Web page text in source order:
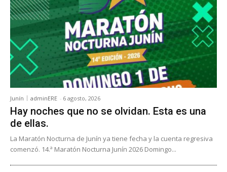
Junín adminERE - 6 agosto, 2026
Hay noches que no se olvidan. Esta es una
de ellas.
La Maratón Nocturna de Junín ya tiene fecha y la cuenta regresiva
comenzó. 14.ª Maratón Nocturna Junín 2026 Domingo...